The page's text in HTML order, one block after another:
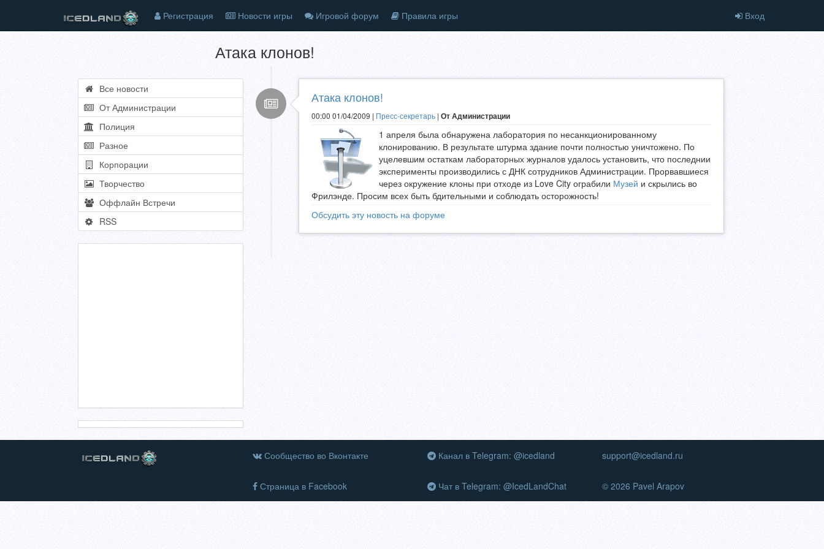
Регистрация Новости игры Игровой форум Правила игры Вход
Атака клонов!
Все новости
От Администрации
Полиция
Разное
Корпорации
Творчество
Оффлайн Встречи
RSS
Атака клонов!
00:00 01/04/2009 | Пресс-секретарь | От Администрации
1 апреля была обнаружена лаборатория по несанкционированному
клонированию. В результате штурма здание почти полностью уничтожено. По
уцелевшим остаткам лабораторных журналов удалось установить, что последнии
эксперименты производились с ДНК сотрудников Администрации. Прорвавшиеся
через окружение клоны при отходе из Love City ограбили Музей и скрылись во
Фрилэнде. Просим всех быть бдительными и соблюдать осторожность!
Обсудить эту новость на форуме
Сообщество во Вконтакте
Страница в Facebook
Канал в Telegram: @icedland
Чат в Telegram: @IcedLandChat
support@icedland.ru
© 2026 Pavel Arapov